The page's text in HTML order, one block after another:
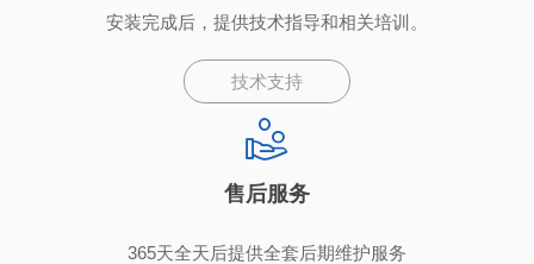
安装完成后，提供技术指导和相关培训。
技术支持
售后服务
365天全天后提供全套后期维护服务